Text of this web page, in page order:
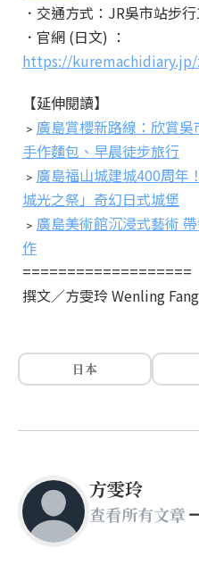
．交通方式：JR吳市站步
．官網 (日文) ：
https://
【延伸閱讀】
﹥ 廣島賞櫻新路線：欣賞
手作麵包、早晨徒步旅行
﹥ 廣島福山城建城400周年
城光之祭」奇幻日式城堡
﹥ 廣島美術館沉浸式藝術
作
===================
撰文／方雯玲 Wenling Fang
日本
方雯玲
查看所有文章